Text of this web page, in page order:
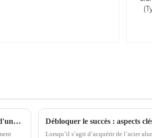
Prenez un café et discutons des matériaux d'échappement autour d'une tasse Débloquer le succès : aspects
Lorsqu’il s’agit d’acquérir de l’acier